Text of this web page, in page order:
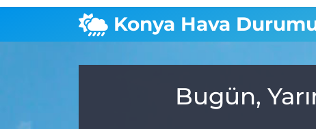
Konya Hava
Bugün,